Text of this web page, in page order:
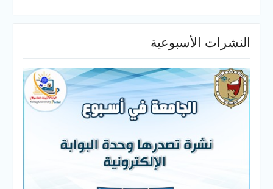
النشرات الأسبوعية